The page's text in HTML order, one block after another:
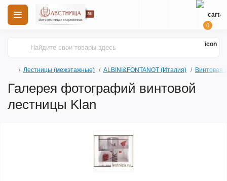
0
Лестницы (межэтажные) ALBINI&FONTANOT (Италия) Винтовая
Галерея фотографий винтовой
лестницы Klan